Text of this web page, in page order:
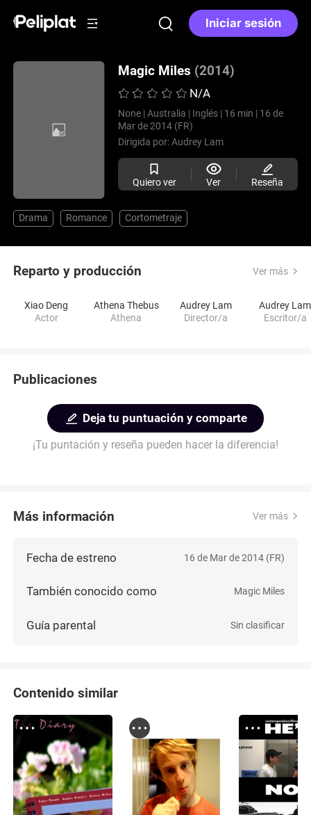
Iniciar sesión
Magic Miles (2014)
N/A
None | Australia | Inglés | 16 min | 16 de
Mar de 2014 (FR)
Dirigida por:Audrey Lam
Quiero ver Ver Reseña
Drama Romance Cortometraje
Reparto y producción Ver más
Xiao Deng
Actor
Athena Thebus
Athena
Audrey Lam
Director/a
Audrey Lam
Escritor/a
Publicaciones
Deja tu puntuación y comparte
¡Tu puntación y reseña pueden hacer la diferencia!
Más información Ver más
Fecha de estreno 16 de Mar de 2014 (FR)
También conocido como Magic Miles
Guía parental Sin clasificar
Contenido similar